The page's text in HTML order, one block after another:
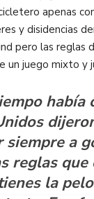
apenas
y disidencias
pero las reglas
un juego mixto y
había
siempre a
reglas que
la